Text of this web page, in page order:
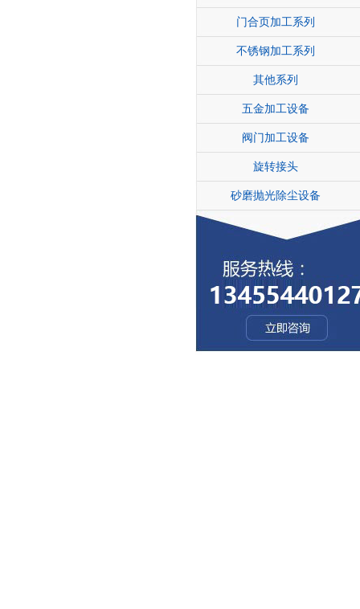
门合页加工系列
不锈钢加工系列
其他系列
五金加工设备
阀门加工设备
旋转接头
砂磨抛光除尘设备